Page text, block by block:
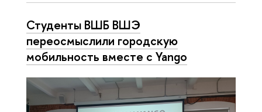
Студенты ВШБ ВШЭ
переосмыслили городскую
мобильность вместе с Yango